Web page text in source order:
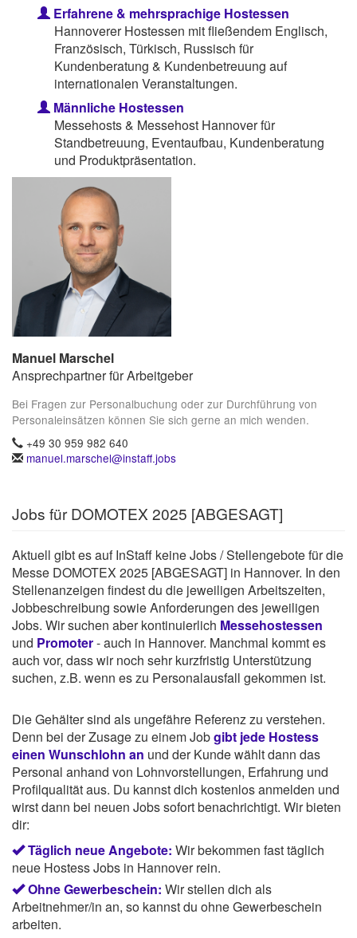
Erfahrene & mehrsprachige Hostessen
Hannoverer Hostessen mit fließendem Englisch,
Französisch, Türkisch, Russisch für
Kundenberatung & Kundenbetreuung auf
internationalen Veranstaltungen.
Männliche Hostessen
Messehosts & Messehost Hannover für
Standbetreuung, Eventaufbau, Kundenberatung
und Produktpräsentation.
Manuel Marschel
Ansprechpartner für Arbeitgeber
Bei Fragen zur Personalbuchung oder zur Durchführung von
Personaleinsätzen können Sie sich gerne an mich wenden.
+49 30 959 982 640
manuel.marschel@instaff.jobs
Jobs für DOMOTEX 2025 [ABGESAGT]
Aktuell gibt es auf InStaff keine Jobs / Stellengebote für die
Messe DOMOTEX 2025 [ABGESAGT] in Hannover. In den
Stellenanzeigen findest du die jeweiligen Arbeitszeiten,
Jobbeschreibung sowie Anforderungen des jeweiligen
Jobs. Wir suchen aber kontinuierlich Messehostessen
und Promoter- auch in Hannover. Manchmal kommt es
auch vor, dass wir noch sehr kurzfristig Unterstützung
suchen, z.B. wenn es zu Personalausfall gekommen ist.
Die Gehälter sind als ungefähre Referenz zu verstehen.
Denn bei der Zusage zu einem Jobgibt jede Hostess
einen Wunschlohn an und der Kunde wählt dann das
Personal anhand von Lohnvorstellungen, Erfahrung und
Profilqualität aus. Du kannst dich kostenlos anmelden und
wirst dann bei neuen Jobs sofort benachrichtigt. Wir bieten
dir:
Täglich neue Angebote: Wir bekommen fast täglich
neue Hostess Jobs in Hannover rein.
Ohne Gewerbeschein: Wir stellen dich als
Arbeitnehmer/in an, so kannst du ohne Gewerbeschein
arbeiten.